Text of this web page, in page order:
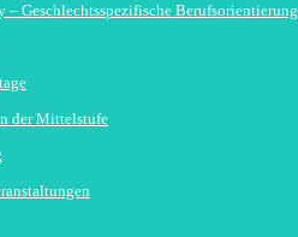
– Geschlechtsspezifische Berufsorientierung
der Mittelstufe